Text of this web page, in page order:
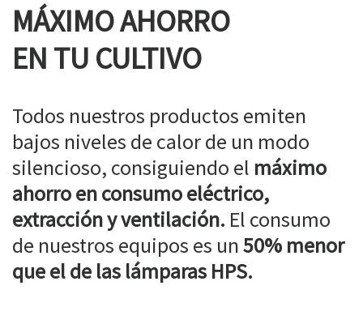
MÁXIMO AHORRO
EN TU CULTIVO
Todos nuestros productos emiten
bajos niveles de calor de un modo
silencioso, consiguiendo el máximo
ahorro en consumo eléctrico,
extracción y ventilación. El consumo
de nuestros equipos es un50% menor
que el de las lámparas HPS.